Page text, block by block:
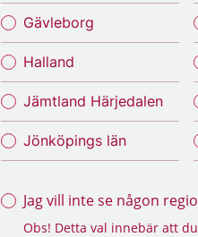
Gävleborg
Halland
Jämtland Härjedalen
Jönköpings län
Jag vill inte se någon
Obs! Detta val innebär att